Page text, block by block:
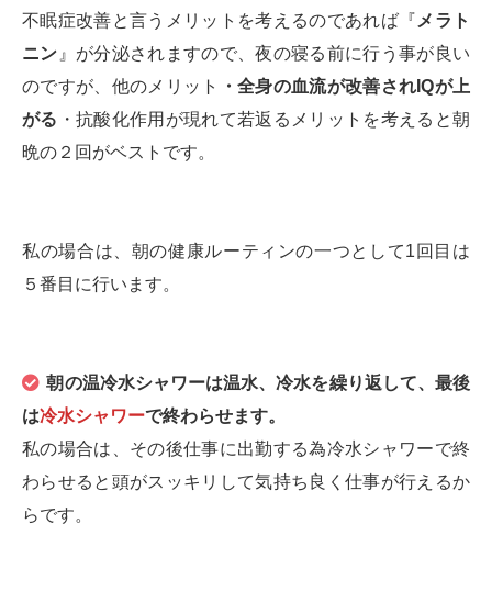
不眠症改善と言うメリットを考えるのであれば『 メラト
ニン 』が分泌されますので、夜の寝る前に行う事が良い
のですが、他のメリット
・全身の血流が改善されIQが上
がる ・抗酸化作用が現れて若返るメリットを考えると朝
晩の２回がベストです。
私の場合は、朝の健康ルーティンの一つとして1回目は
５番目に行います。
朝の温冷水シャワーは温水、冷水を繰り返して、最後
は冷水シャワーで終わらせます。
私の場合は、その後仕事に出勤する為冷水シャワーで終
わらせると頭がスッキリして気持ち良く仕事が行えるか
らです。